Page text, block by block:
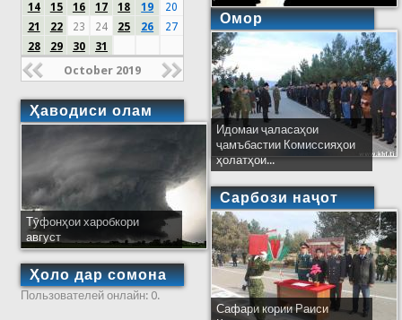
14
15 16 17 18 19
20
21
22 23 24 25 26
27
28
29 30 31
October 2019
Ҳаводиси олам
Тӯфонҳои харобкори
август
Ҳоло дар сомона
Пользователей онлайн: 0.
Омор
Идомаи ҷаласаҳои
ҷамъбастии Комиссияҳои
ҳолатҳои...
Сарбози наҷот
Сафари кории Раиси